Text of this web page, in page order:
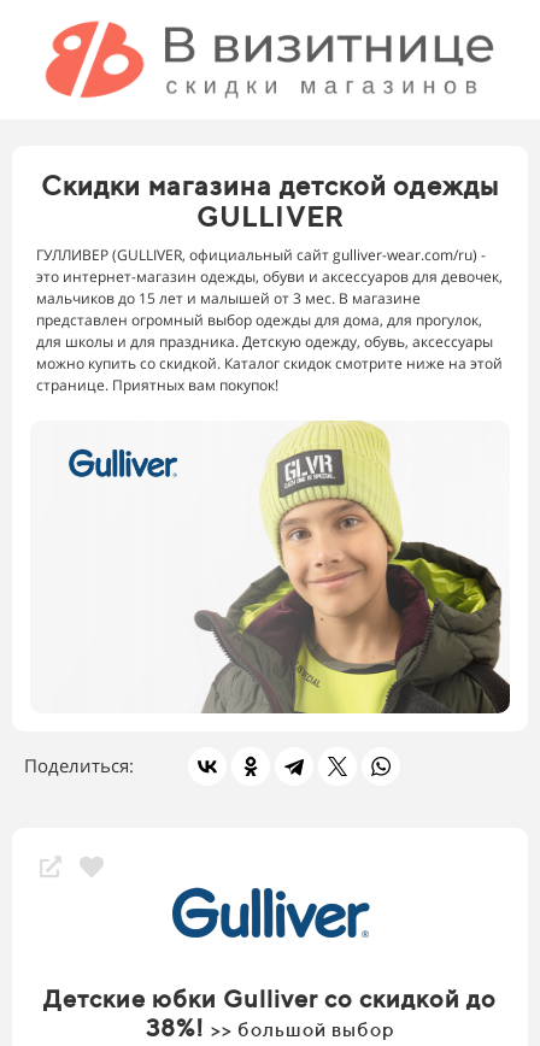
Скидки магазина детской одежды
GULLIVER
ГУЛЛИВЕР (GULLIVER, официальный сайт gulliver-wear.com/ru) -
это интернет-магазин одежды, обуви и аксессуаров для девочек,
мальчиков до 15 лет и малышей от 3 мес. В магазине
представлен огромный выбор одежды для дома, для прогулок,
для школы и для праздника. Детскую одежду, обувь, аксессуары
можно купить со скидкой. Каталог скидок смотрите ниже на этой
странице. Приятных вам покупок!
Скидки магазина
Поделиться:
Детские юбки Gulliver со скидкой до
38%! >> большой выбор